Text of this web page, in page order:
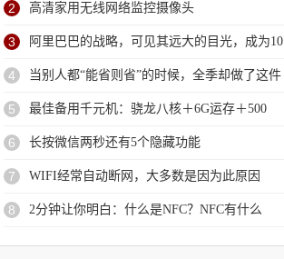
2 高清家用无线网络监控摄像头
3 阿里巴巴的战略，可见其远大的目光，成为10
4 当别人都“能省则省”的时候，全季却做了这件
5 最佳备用千元机：骁龙八核＋6G运存＋500
6 长按微信两秒还有5个隐藏功能
7 WIFI经常自动断网，大多数是因为此原因
8 2分钟让你明白：什么是NFC？NFC有什么